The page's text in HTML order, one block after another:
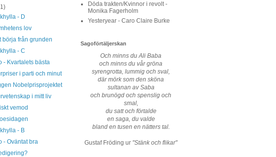
- D
lov
börja från grunden
- C
- Kvartalets bästa
i parti och minut
Nobelprisprojektet
i mitt liv
vemod
- B
- Oväntat bra
Döda trakten/Kvinnor i revolt -
Monika Fagerholm
Yesteryear - Caro Claire Burke
Sagoförtäljerskan
Och minns du Ali Baba
och minns du vår gröna
syrengrotta, lummig och sval,
där mörk som den sköna
sultanan av Saba
och brunögd och spenslig och
smal,
du satt och förtalde
en saga, du valde
bland en tusen en nätters tal.
Gustaf Fröding ur "Stänk och flikar"